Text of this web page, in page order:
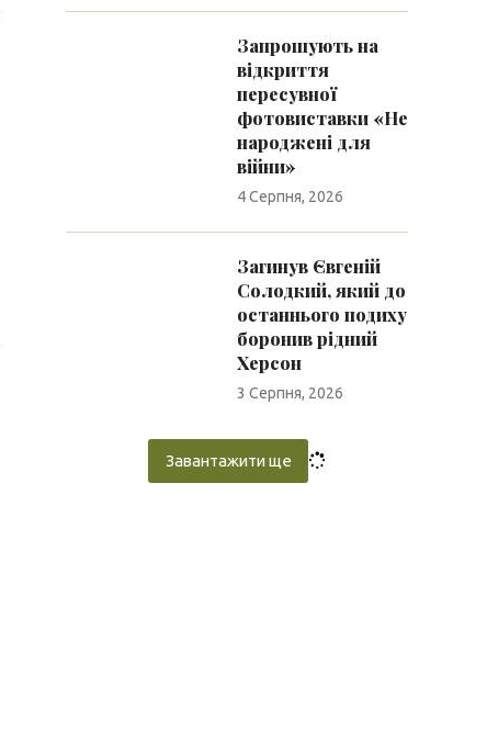
Запрошують на
відкриття
пересувної
фотовиставки «Не
народжені для
війни»
4 Серпня, 2026
Загинув Євгеній
Солодкий, який до
останнього подиху
боронив рідний
Херсон
3 Серпня, 2026
Завантажити ще